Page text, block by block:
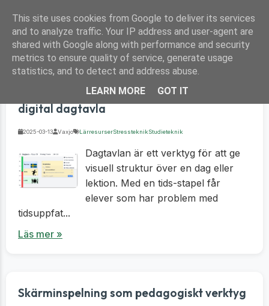
Fria Webbappar Fler tjänster
Skapa struktur i klassrummet med en
digital dagtavla
2025-03-13 Vaxjo LärresurserStressteknikStudieteknik
Dagtavlan är ett verktyg för att ge
visuell struktur över en dag eller
lektion. Med en tids-stapel får
elever som har problem med
tidsuppfat...
Läs mer »
Skärminspelning som pedagogiskt verktyg
This site uses cookies from Google to deliver its services
and to analyze traffic. Your IP address and user-agent are
shared with Google along with performance and security
metrics to ensure quality of service, generate usage
statistics, and to detect and address abuse.
LEARN MORE
GOT IT